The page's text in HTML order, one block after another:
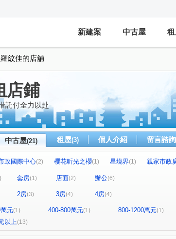
新建案 中古屋
羅紋佳的店舖
店鋪
託付全力以赴
中古屋(21) 租屋(3) 個人介紹 留言諮詢
政國際中心(2) 櫻花昕光之櫻(1) 星境界(1) 親家市政
商貿中心 惠宇一森青 鼎泰中城
遠雄一品 世紀雲品 (1) 聯華山莊
育才路 公園東路(1) 市政北七路(1) 市政北二路
(1) 自由路二段
三民路三段(1) 臺灣大道二段(1) 公益路(1) 大墩
套房(1) 店面(2) 辦公(6)
2房(3) 3房(4) 4房(4)
元(1) 400-800萬元(1) 800-1200萬元(1)
以上(13)